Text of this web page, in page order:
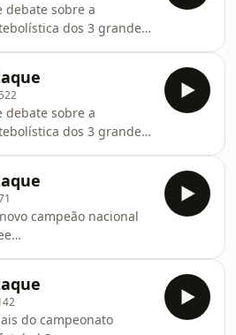
debate sobre a
dos 3 grandes
João Gobern e Nuno
listener for privacy
debate sobre a
dos 3 grandes
João Gobern e Nuno
listener for privacy
campeão nacional
do campeonato